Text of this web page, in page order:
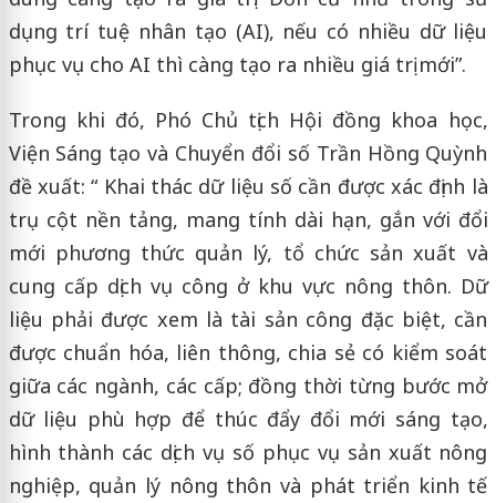
dụng trí tuệ nhân tạo (AI), nếu có nhiều dữ liệu
phục vụ cho AI thì càng tạo ra nhiều giá trị mới”.
Trong khi đó, Phó Chủ tịch Hội đồng khoa học,
Viện Sáng tạo và Chuyển đổi số Trần Hồng Quỳnh
đề xuất: “ Khai thác dữ liệu số cần được xác định là
trụ cột nền tảng, mang tính dài hạn, gắn với đổi
mới phương thức quản lý, tổ chức sản xuất và
cung cấp dịch vụ công ở khu vực nông thôn. Dữ
liệu phải được xem là tài sản công đặc biệt, cần
được chuẩn hóa, liên thông, chia sẻ có kiểm soát
giữa các ngành, các cấp; đồng thời từng bước mở
dữ liệu phù hợp để thúc đẩy đổi mới sáng tạo,
hình thành các dịch vụ số phục vụ sản xuất nông
nghiệp, quản lý nông thôn và phát triển kinh tế